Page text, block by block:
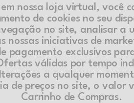
nossa loja virtual, você
de cookies no seu
no site, analisar a
nossas iniciativas de
pagamento exclusivos
válidas por tempo
a qualquer
de preços no site, o valor
Carrinho de Compras.